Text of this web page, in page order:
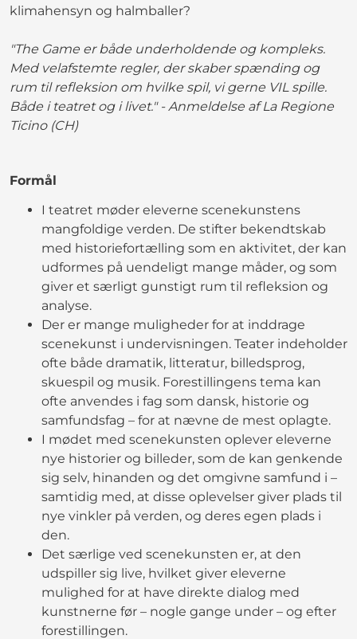
klimahensyn og halmballer?
"The Game er både underholdende og kompleks.
Med velafstemte regler, der skaber spænding og
rum til refleksion om hvilke spil, vi gerne VIL spille.
Både i teatret og i livet." - Anmeldelse af La Regione
Ticino (CH)
Formål
I teatret møder eleverne scenekunstens
mangfoldige verden. De stifter bekendtskab
med historiefortælling som en aktivitet, der kan
udformes på uendeligt mange måder, og som
giver et særligt gunstigt rum til refleksion og
analyse.
Der er mange muligheder for at inddrage
scenekunst i undervisningen. Teater indeholder
ofte både dramatik, litteratur, billedsprog,
skuespil og musik. Forestillingens tema kan
ofte anvendes i fag som dansk, historie og
samfundsfag – for at nævne de mest oplagte.
I mødet med scenekunsten oplever eleverne
nye historier og billeder, som de kan genkende
sig selv, hinanden og det omgivne samfund i –
samtidig med, at disse oplevelser giver plads til
nye vinkler på verden, og deres egen plads i
den.
Det særlige ved scenekunsten er, at den
udspiller sig live, hvilket giver eleverne
mulighed for at have direkte dialog med
kunstnerne før – nogle gange under – og efter
forestillingen.